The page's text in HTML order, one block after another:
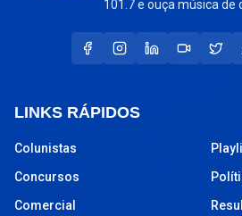
101.7 e ouça música de
LINKS RÁPIDOS
Colunistas
Concursos
Comercial